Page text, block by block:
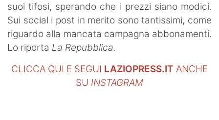
suoi tifosi, sperando che i prezzi siano modici.
Sui social i post in merito sono tantissimi, come
riguardo alla mancata campagna abbonamenti.
Lo riporta La Repubblica.
CLICCA QUI E SEGUI LAZIOPRESS.IT ANCHE
SU INSTAGRAM